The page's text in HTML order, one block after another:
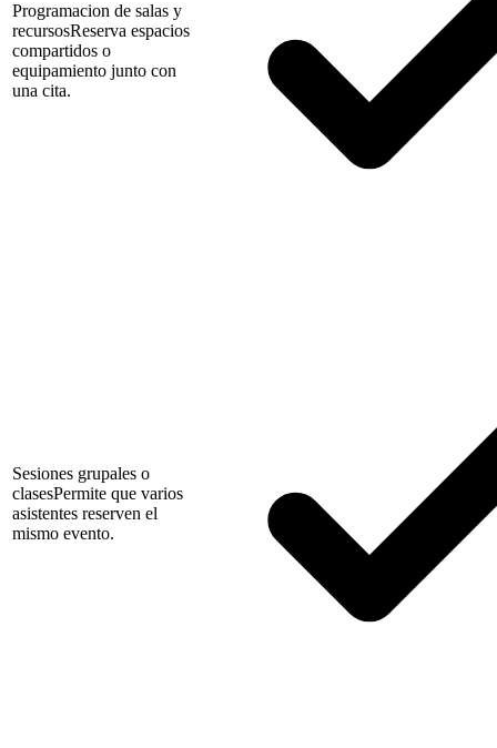
Programacion de salas y
recursosReserva espacios
compartidos o
equipamiento junto con
una cita.
Sesiones grupales o
clasesPermite que varios
asistentes reserven el
mismo evento.